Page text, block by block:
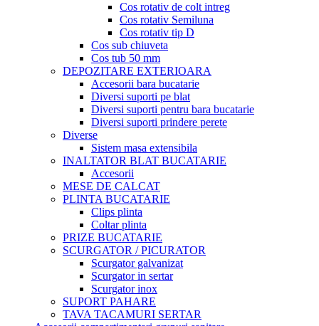
Cos rotativ de colt intreg
Cos rotativ Semiluna
Cos rotativ tip D
Cos sub chiuveta
Cos tub 50 mm
DEPOZITARE EXTERIOARA
Accesorii bara bucatarie
Diversi suporti pe blat
Diversi suporti pentru bara bucatarie
Diversi suporti prindere perete
Diverse
Sistem masa extensibila
INALTATOR BLAT BUCATARIE
Accesorii
MESE DE CALCAT
PLINTA BUCATARIE
Clips plinta
Coltar plinta
PRIZE BUCATARIE
SCURGATOR / PICURATOR
Scurgator galvanizat
Scurgator in sertar
Scurgator inox
SUPORT PAHARE
TAVA TACAMURI SERTAR